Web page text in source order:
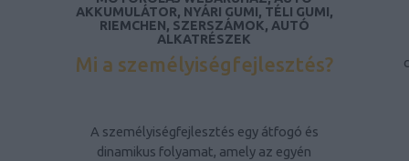
AKKUMULÁTOR, NYÁRI GUMI, TÉLI GUMI,
RIEMCHEN, SZERSZÁMOK, AUTÓ
ALKATRÉSZEK
Mi a személyiségfejlesztés?
A személyiségfejlesztés egy átfogó és
dinamikus folyamat, amely az egyén